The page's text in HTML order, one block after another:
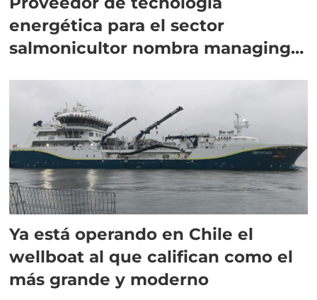
energética para el sector
salmonicultor nombra managing
Ya está operando en Chile el
wellboat al que califican como el
más grande y moderno